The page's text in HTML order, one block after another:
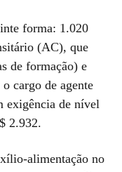
forma: 1.020
(AC), que
de formação) e
cargo de agente
exigência de nível
2.932.
alimentação no